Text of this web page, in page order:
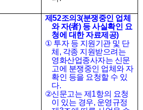
제52조의 3(분쟁중인 업체
와 자(者) 등 사실확인 요
청에 대한 자료제공)
① 투자 등 지원기관 및 단
체 , 각종 지원받으려는
영화산업종사자는 신문
고에 분쟁중인 업체와 자
확인 등을 요청할 수 있
다.
②신문고는 제 1항의 요청
이 있는 경우, 운영규정